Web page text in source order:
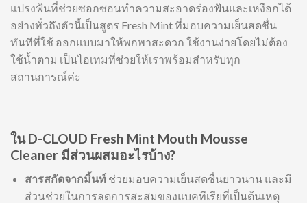
แปรงฟันที่ช่วยซอกซอนทำความสะอาดร่องฟันและเหงือกได้
อย่างทั่วถึงตัวนี้เป็นสูตร Fresh Mint ที่มอบความเย็นสดชื่น
ทันทีที่ใช้ ออกแบบมาให้พกพาสะดวก ใช้งานง่ายโดยไม่ต้อง
ใช้น้ำตาม เป็นไอเทมที่ช่วยให้เราพร้อมสำหรับทุก
สถานการณ์ค่ะ
ใน D-CLOUD Fresh Mint Mouth Mousse
Cleaner มีส่วนผสมอะไรบ้าง?
สารสกัดจากมิ้นท์ช่วยมอบความเย็นสดชื่นยาวนาน และมี
ส่วนช่วยในการลดการสะสมของแบคทีเรียที่เป็นต้นเหตุ